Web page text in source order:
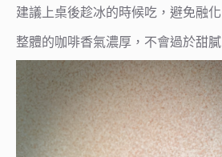
建議上桌後趁冰的時候吃，避免融化
整體的咖啡香氣濃厚，不會過於甜膩